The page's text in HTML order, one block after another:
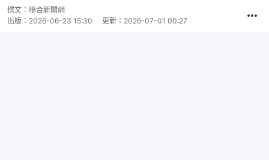
撰文： 聯合新聞網
出版： 2026-06-23 15:30 更新： 2026-07-01 00:27